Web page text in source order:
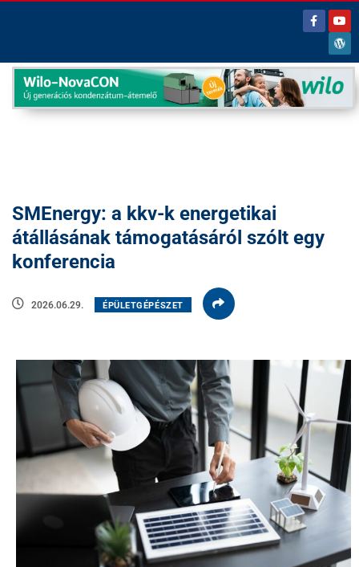
SMEnergy: a kkv-k energetikai
átállásának támogatásáról szólt egy
konferencia
2026.06.29. ÉPÜLETGÉPÉSZET